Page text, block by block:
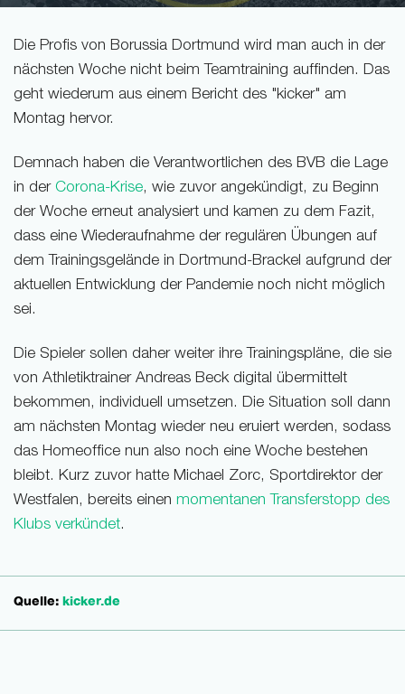
Die Profis von Borussia Dortmund wird man auch in der
nächsten Woche nicht beim Teamtraining auffinden. Das
geht wiederum aus einem Bericht des "kicker" am
Montag hervor.
Demnach haben die Verantwortlichen des BVB die Lage
in der Corona-Krise, wie zuvor angekündigt, zu Beginn
der Woche erneut analysiert und kamen zu dem Fazit,
dass eine Wiederaufnahme der regulären Übungen auf
dem Trainingsgelände in Dortmund-Brackel aufgrund der
aktuellen Entwicklung der Pandemie noch nicht möglich
sei.
Die Spieler sollen daher weiter ihre Trainingspläne, die sie
von Athletiktrainer Andreas Beck digital übermittelt
bekommen, individuell umsetzen. Die Situation soll dann
am nächsten Montag wieder neu eruiert werden, sodass
das Homeoffice nun also noch eine Woche bestehen
bleibt. Kurz zuvor hatte Michael Zorc, Sportdirektor der
Westfalen, bereits einen momentanen Transferstopp des
Klubs verkündet.
Quelle: kicker.de